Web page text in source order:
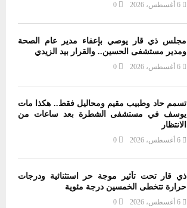
6 أغسطس، 2026 0
مجلس ذي قار يوصي بإعفاء مدير عام الصحة
ومدير مستشفى الحسين.. والقرار بيد الزيدي
6 أغسطس، 2026 0
تسمم حاد وطبيب مقيم ومحاليل فقط.. هكذا مات
يوسف في مستشفى الشطرة بعد ساعات من
الانتظار
6 أغسطس، 2026 0
ذي قار تحت تأثير موجة حر استثنائية ودرجات
حرارة تتخطى الخمسين درجة مئوية
6 أغسطس، 2026 0